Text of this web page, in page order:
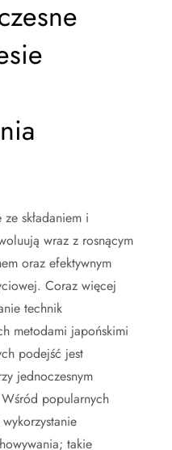
składaniem i
wraz z rosnącym
oraz efektywnym
Coraz więcej
technik
metodami japońskimi
podejść jest
jednoczesnym
popularnych
takie